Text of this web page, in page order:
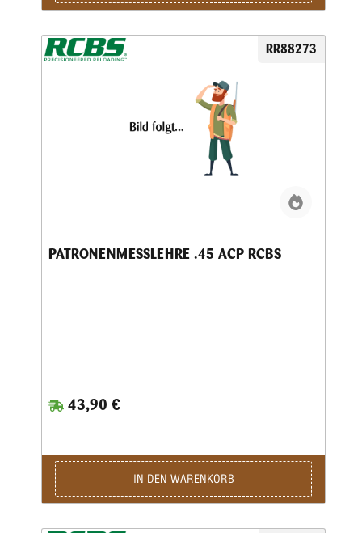
RR88273
PATRONENMESSLEHRE .45 ACP RCBS
43,90 €
IN DEN WARENKORB